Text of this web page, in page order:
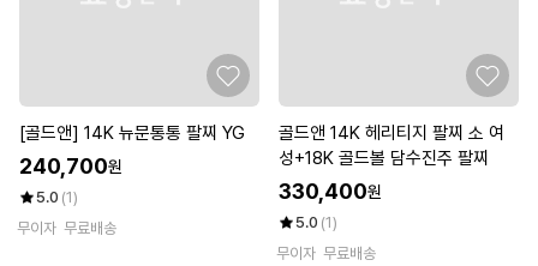
[골드앤] 14K 뉴문통통 팔찌 YG
240,700원
5.0 (1)
무이자 무료배송
골드앤 14K 헤리티지 팔찌 소 여
성+18K 골드볼 담수진주 팔찌
330,400원
5.0 (1)
무이자 무료배송